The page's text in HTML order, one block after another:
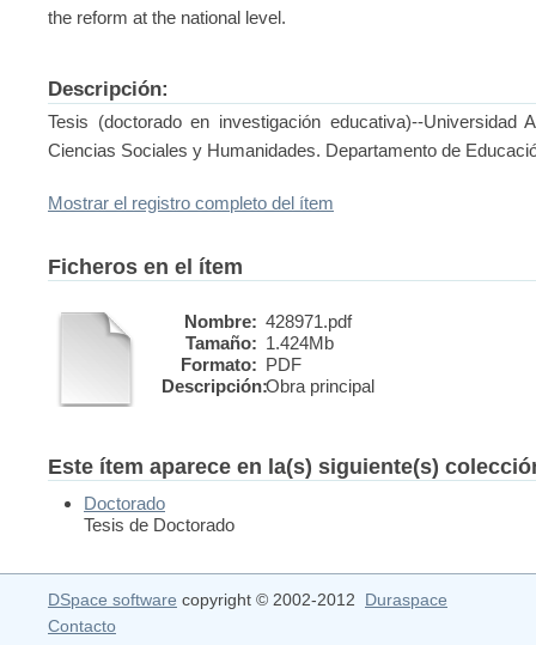
the reform at the national level.
Descripción:
Tesis (doctorado en investigación educativa)--Universidad
Ciencias Sociales y Humanidades. Departamento de
Mostrar el registro completo del ítem
Ficheros en el ítem
Nombre: 428971.pdf
Tamaño: 1.424Mb
Formato: PDF
Descripción:Obra principal
Este ítem aparece en la(s) siguiente(s)
Doctorado
Tesis de Doctorado
DSpace software copyright © 2002-2012 Duraspace
Contacto